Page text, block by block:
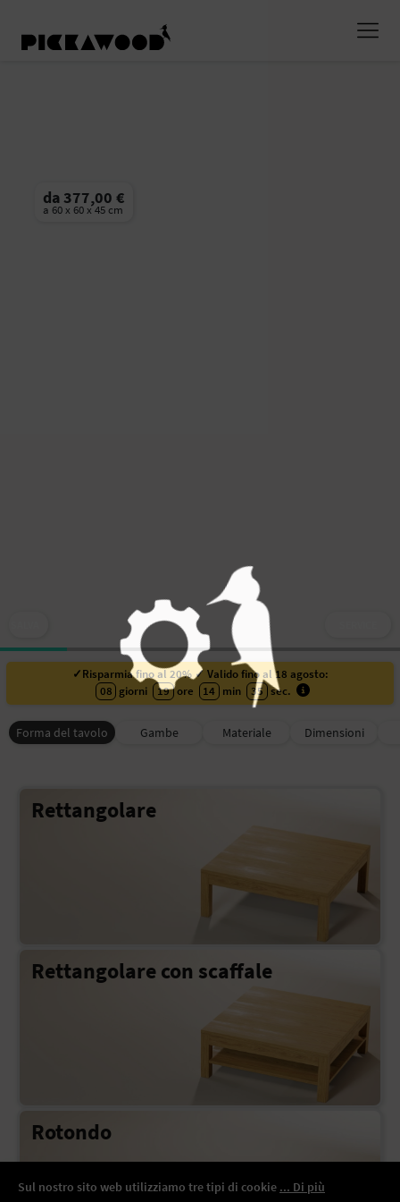
da 377,00 €
a 60 x 60 x 45 cm
✓Risparmia fino al 20% ✓ Valido fino al 18 agosto:
08 giorni 19 ore 14 min 33 sec.
Forma del tavolo Gambe Materiale Dimensioni
Rettangolare
Rettangolare con scaffale
Rotondo
Sul nostro sito web utilizziamo tre tipi di cookie ... Di più